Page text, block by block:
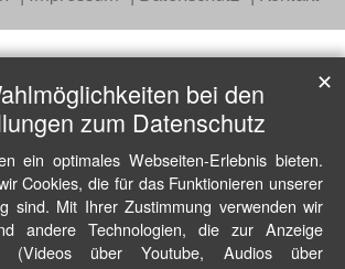
bei den
zum Datenschutz
ein optimales Webseiten-Erlebnis bieten.
Cookies, die für das Funktionieren unserer
sind. Mit Ihrer Zustimmung verwenden wir
andere Technologien, die zur Anzeige
(Videos über Youtube, Audios über
✕